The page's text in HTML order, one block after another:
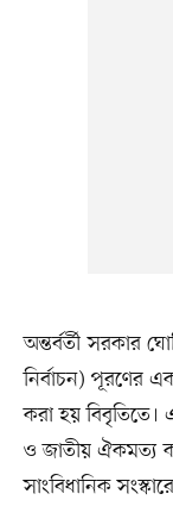
অন্তর্বর্তী সরকার
নির্বাচন) পূরণের
করা হয়
ও জাতীয় ঐকমত্য
সাংবিধানিক